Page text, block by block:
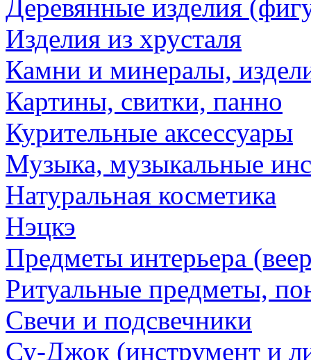
Деревянные изделия
Изделия из хрусталя
Камни и минералы,
Картины, свитки, панно
Курительные аксессуары
Музыка, музыкальные
Натуральная косметика
Нэцкэ
Предметы интерьера
Ритуальные предметы,
Свечи и подсвечники
Су-Джок (инструмент и